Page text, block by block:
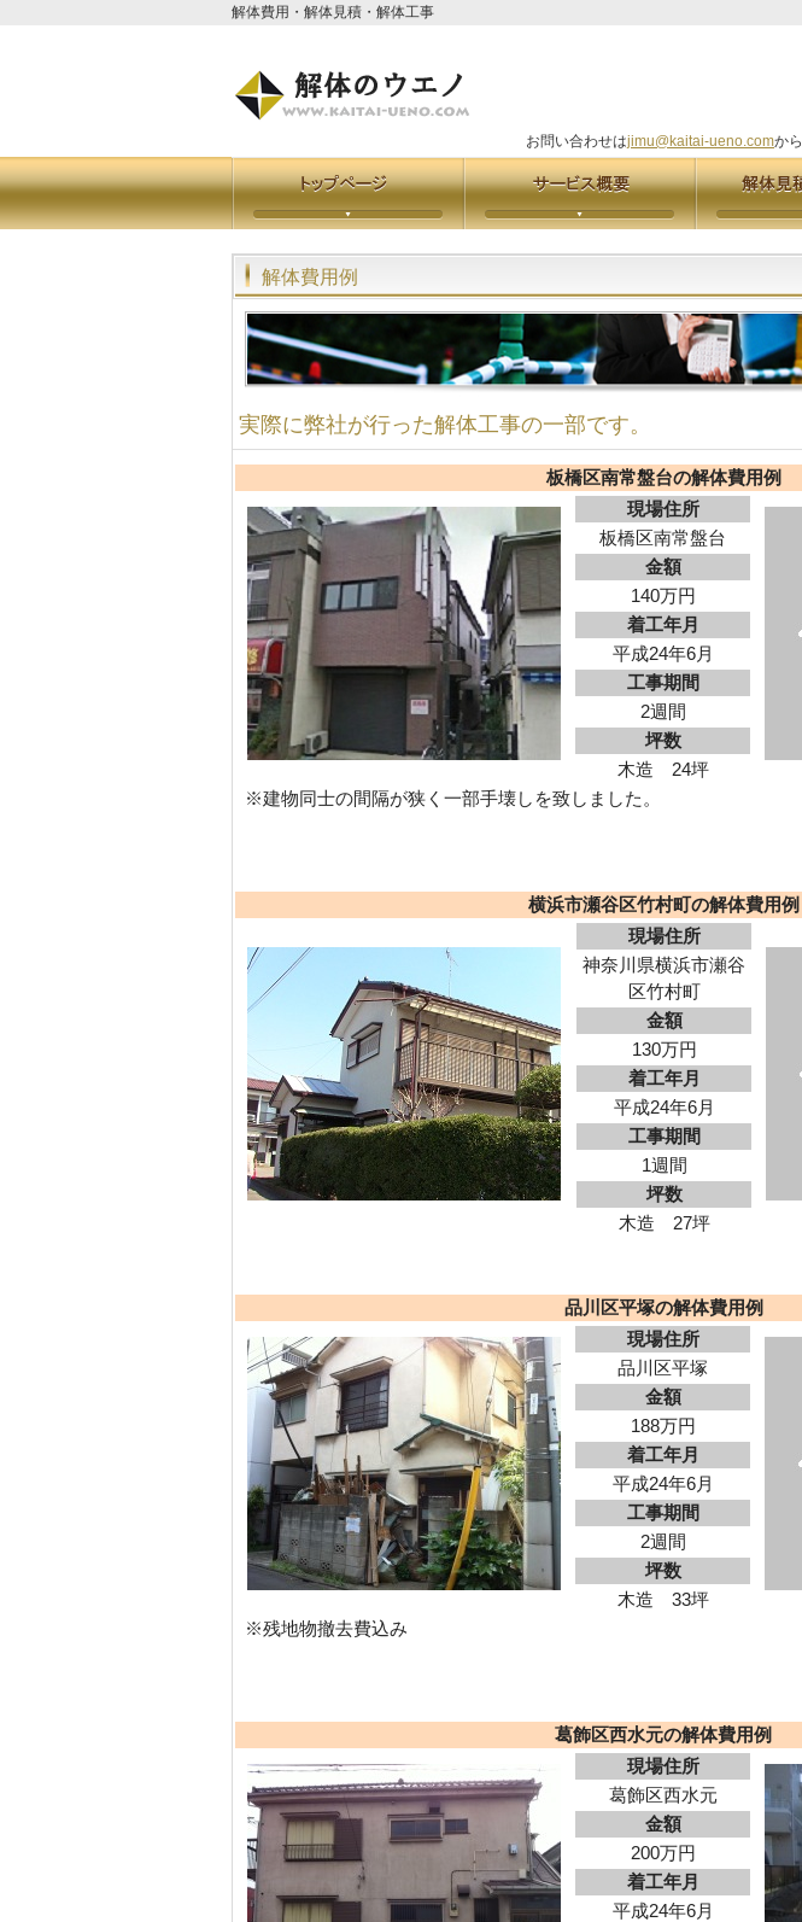
解体費用・解体見積・解体工事
お問い合わせはjimu@kaitai-ueno.comから
解体費用例
実際に弊社が行った解体工事の一部です。
板橋区南常盤台の解体費用例
現場住所
板橋区南常盤台
金額
140万円
着工年月
平成24年6月
工事期間
2週間
坪数
木造 24坪
※建物同士の間隔が狭く一部手壊しを致しました。
横浜市瀬谷区竹村町の解体費用例
現場住所
神奈川県横浜市瀬谷
区竹村町
金額
130万円
着工年月
平成24年6月
工事期間
1週間
坪数
木造 27坪
品川区平塚の解体費用例
現場住所
品川区平塚
金額
188万円
着工年月
平成24年6月
工事期間
2週間
坪数
木造 33坪
※残地物撤去費込み
葛飾区西水元の解体費用例
現場住所
葛飾区西水元
金額
200万円
着工年月
平成24年6月